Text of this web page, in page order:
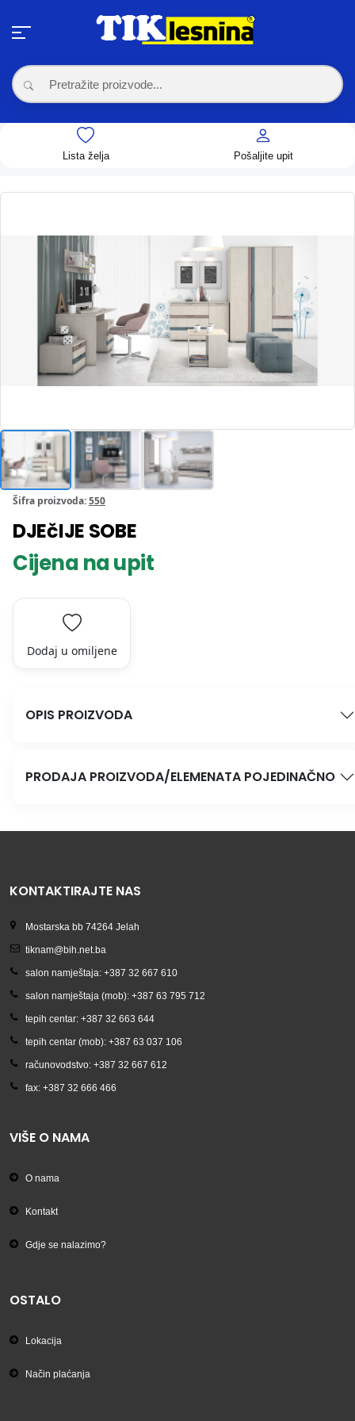
Lista želja Pošaljite upit
Šifra proizvoda:550
DJEčIJE SOBE
Cijena na upit
Dodaj u omiljene
OPIS PROIZVODA
PRODAJA PROIZVODA/ELEMENATA POJEDINAČNO
KONTAKTIRAJTE NAS
Mostarska bb 74264 Jelah
tiknam@bih.net.ba
salon namještaja: +387 32 667 610
salon namještaja (mob): +387 63 795 712
tepih centar: +387 32 663 644
tepih centar (mob): +387 63 037 106
računovodstvo: +387 32 667 612
fax: +387 32 666 466
VIŠE O NAMA
O nama
Kontakt
Gdje se nalazimo?
OSTALO
Lokacija
Način plaćanja